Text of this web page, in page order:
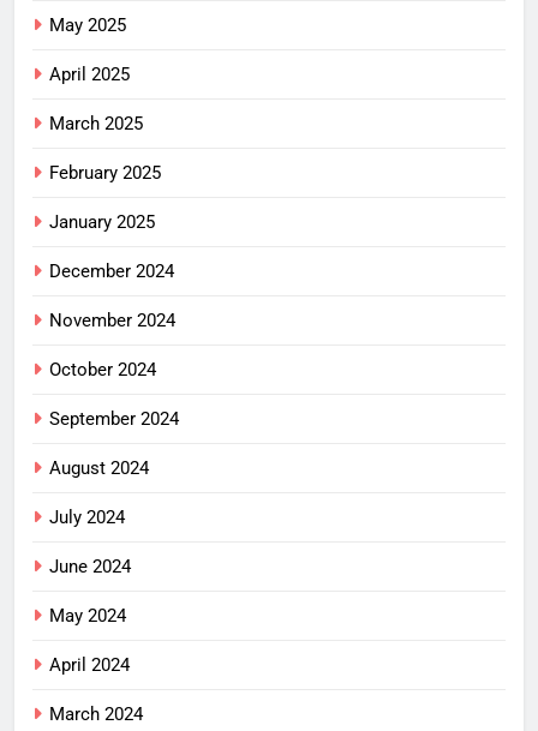
May 2025
April 2025
March 2025
February 2025
January 2025
December 2024
November 2024
October 2024
September 2024
August 2024
July 2024
June 2024
May 2024
April 2024
March 2024